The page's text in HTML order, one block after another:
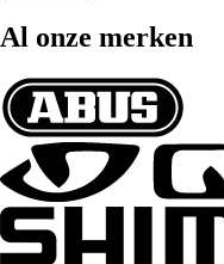
Al onze merken